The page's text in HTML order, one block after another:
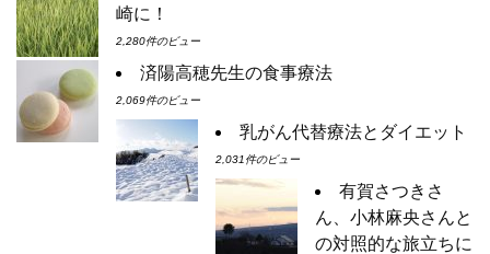
崎に！
2,280件のビュー
済陽高穂先生の食事療法
2,069件のビュー
乳がん代替療法とダイエット
2,031件のビュー
有賀さつきさ
ん、小林麻央さんと
の対照的な旅立ちに